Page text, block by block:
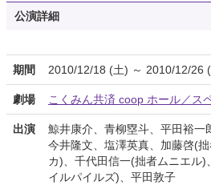
公演詳細
期間 2010/12/18 (土) ～ 2010/12/26
劇場 こくみん共済 coop ホール／ス
出演
鯨井康介、青柳塁斗、平田裕一
今井隆文、塩澤英真、加藤啓(
カ)、千代田信一(拙者ムニエル
イルパイルズ)、平田敦子